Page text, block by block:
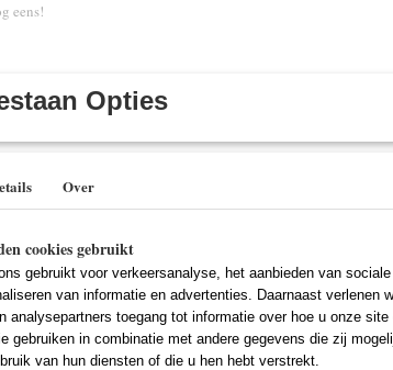
eens!
Opties
Over
cookies gebruikt
gebruikt voor verkeersanalyse, het aanbieden van
van informatie en advertenties. Daarnaast verlenen
analysepartners toegang tot informatie over hoe u onze site
gebruiken in combinatie met andere gegevens die zij
van hun diensten of die u hen hebt verstrekt.